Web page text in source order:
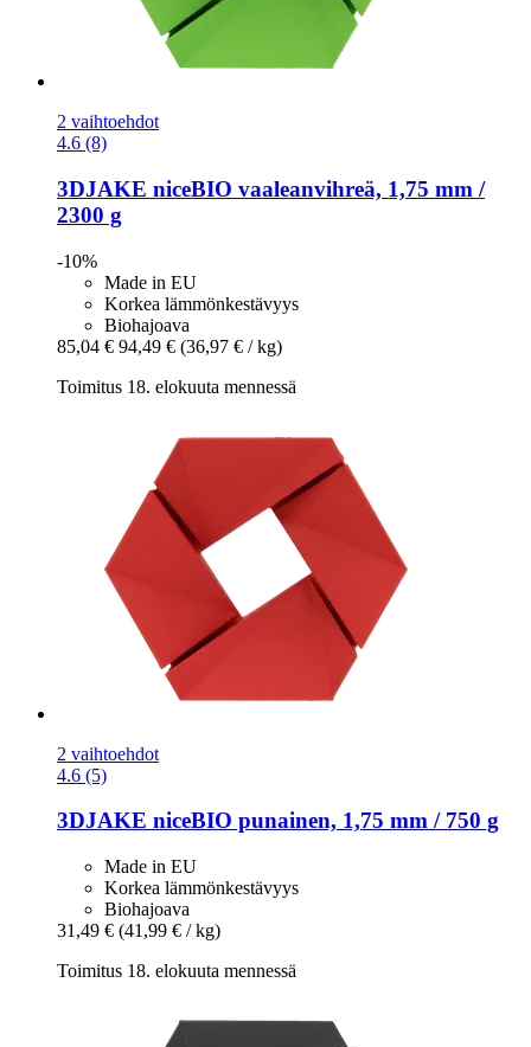
2 vaihtoehdot
4.6 (8)
3DJAKE niceBIO vaaleanvihreä, 1,75 mm /
2300 g
-10%
Made in EU
Korkea lämmönkestävyys
Biohajoava
85,04 € 94,49 € (36,97 € / kg)
Toimitus 18. elokuuta mennessä
2 vaihtoehdot
4.6 (5)
3DJAKE niceBIO punainen, 1,75 mm / 750 g
Made in EU
Korkea lämmönkestävyys
Biohajoava
31,49 € (41,99 € / kg)
Toimitus 18. elokuuta mennessä